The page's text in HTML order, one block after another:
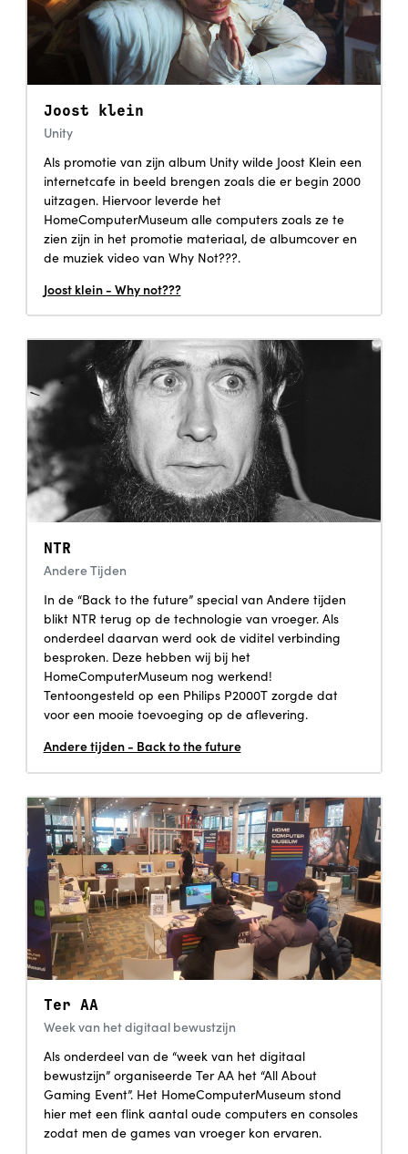
Joost klein
Unity
Als promotie van zijn album Unity wilde Joost Klein een
internetcafe in beeld brengen zoals die er begin 2000
uitzagen. Hiervoor leverde het
HomeComputerMuseum alle computers zoals ze te
zien zijn in het promotie materiaal, de albumcover en
de muziek video van Why Not???.
Joost klein - Why not???
NTR
Andere Tijden
In de “Back to the future” special van Andere tijden
blikt NTR terug op de technologie van vroeger. Als
onderdeel daarvan werd ook de viditel verbinding
besproken. Deze hebben wij bij het
HomeComputerMuseum nog werkend!
Tentoongesteld op een Philips P2000T zorgde dat
voor een mooie toevoeging op de aflevering.
Andere tijden - Back to the future
Ter AA
Week van het digitaal bewustzijn
Als onderdeel van de “week van het digitaal
bewustzijn” organiseerde Ter AA het “All About
Gaming Event”. Het HomeComputerMuseum stond
hier met een flink aantal oude computers en consoles
zodat men de games van vroeger kon ervaren.